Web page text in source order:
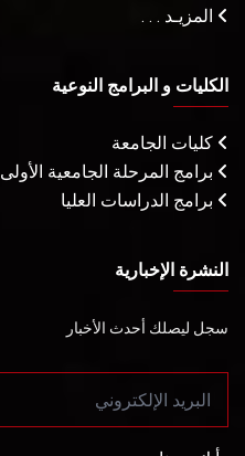
المزيـد . . .
الكليات و البرامج النوعية
كليات الجامعة
برامج المرحلة الجامعية الأولى
برامج الدراسات العليا
النشرة الإخبارية
سجل ليصلك أحدث الأخبار